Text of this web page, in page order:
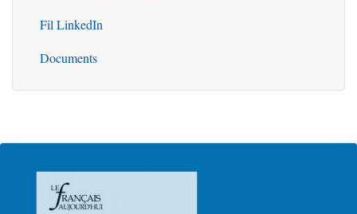
Fil LinkedIn
Documents